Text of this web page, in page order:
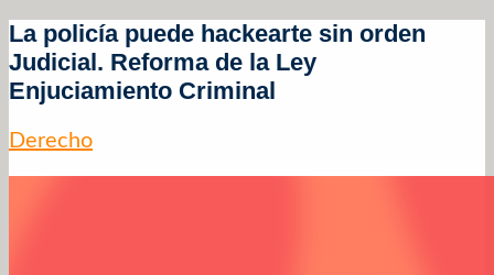
La policía puede hackearte sin orden
Judicial. Reforma de la Ley
Enjuciamiento Criminal
Derecho